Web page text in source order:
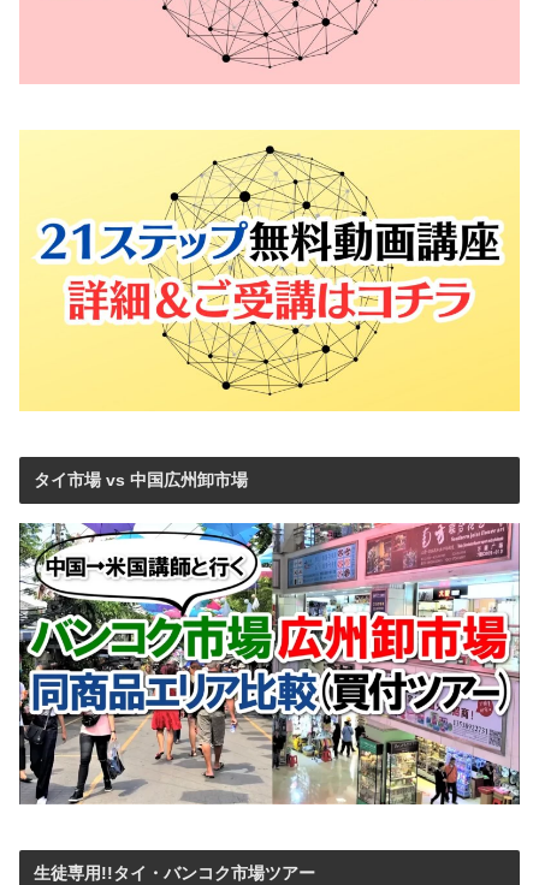
タイ市場 vs 中国広州卸市場
生徒専用!!タイ・バンコク市場ツアー